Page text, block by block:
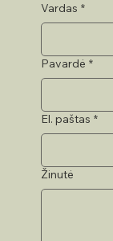
Vardas *
Pavardė *
El. paštas *
Žinutė